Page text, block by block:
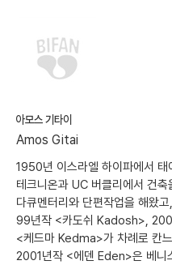
아모스 기타이
Amos Gitai
1950년 이스라엘 하이파에서
테크니온과 UC 버클리에서 건
다큐멘터리와 단편작업을 해왔
99년작 <카도쉬 Kadosh>,
<케드마 Kedma>가 차례로 칸
2001년작 <에덴 Eden>은 베니